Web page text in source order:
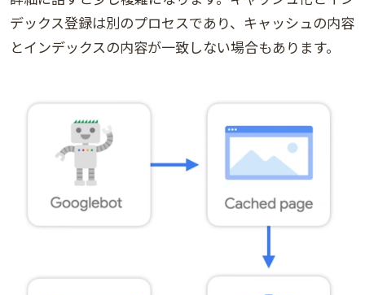
デックス登録は別のプロセスであり、キャッシュの内容
とインデックスの内容が一致しない場合もあります。